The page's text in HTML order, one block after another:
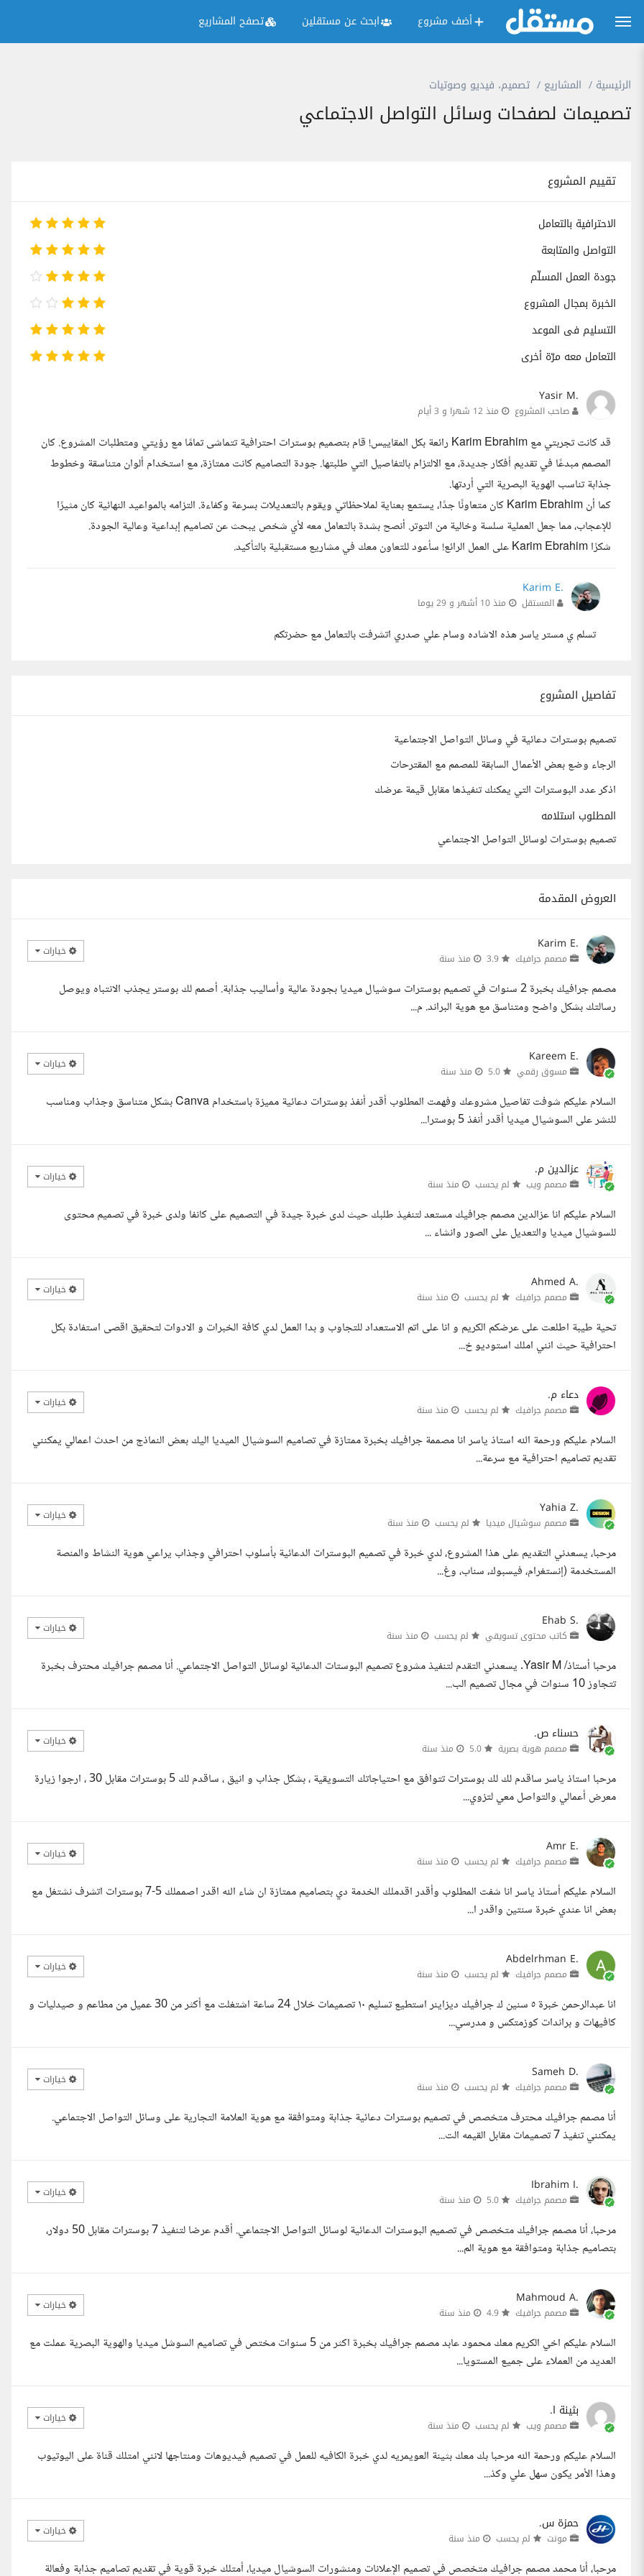
أضف مشروع ابحث عن مستقلين تصفح المشاريع
الرئيسية المشاريع تصميم، فيديو وصوتيات
تصميمات لصفحات وسائل التواصل الاجتماعي
تقييم المشروع
الاحترافية بالتعامل
التواصل والمتابعة
جودة العمل المسلّم
الخبرة بمجال المشروع
التسليم فى الموعد
التعامل معه مرّة أخرى
Yasir M.
صاحب المشروع منذ 12 شهرا و 3 أيام
قد كانت تجربتي مع Karim Ebrahim رائعة بكل المقاييس! قام بتصميم بوسترات احترافية تتماشى تمامًا مع رؤيتي ومتطلبات المشروع. كان
المصمم مبدعًا في تقديم أفكار جديدة، مع الالتزام بالتفاصيل التي طلبتها. جودة التصاميم كانت ممتازة، مع استخدام ألوان متناسقة وخطوط
جذابة تناسب الهوية البصرية التي أردتها.
كما أن Karim Ebrahim كان متعاونًا جدًا، يستمع بعناية لملاحظاتي ويقوم بالتعديلات بسرعة وكفاءة. التزامه بالمواعيد النهائية كان مثيرًا
للإعجاب، مما جعل العملية سلسة وخالية من التوتر. أنصح بشدة بالتعامل معه لأي شخص يبحث عن تصاميم إبداعية وعالية الجودة.
شكرًا Karim Ebrahim على العمل الرائع! سأعود للتعاون معك في مشاريع مستقبلية بالتأكيد.
Karim E.
المستقل منذ 10 أشهر و 29 يوما
تسلم ي مستر ياسر هذه الاشاده وسام علي صدري اتشرفت بالتعامل مع حضرتكم
تفاصيل المشروع
تصميم بوسترات دعائية في وسائل التواصل الاجتماعية
الرجاء وضع بعض الأعمال السابقة للمصمم مع المقترحات
اذكر عدد البوسترات التي يمكنك تنفيذها مقابل قيمة عرضك
المطلوب استلامه
تصميم بوسترات لوسائل التواصل الاجتماعي
العروض المقدمة
Karim E.
مصمم جرافيك منذ سنة خيارات
مصمم جرافيك بخبرة 2 سنوات في تصميم بوسترات سوشيال ميديا بجودة عالية وأساليب جذابة. أصمم لك بوستر يجذب الانتباه ويوصل
رسالتك بشكل واضح ومتناسق مع هوية البراند. م...
Kareem E.
مسوق رقمي منذ سنة خيارات
السلام عليكم شوفت تفاصيل مشروعك وفهمت المطلوب أقدر أنفذ بوسترات دعائية مميزة باستخدام Canva بشكل متناسق وجذاب ومناسب
للنشر على السوشيال ميديا أقدر أنفذ 5 بوسترا...
عزالدين م.
مصمم ويب لم يحسب منذ سنة خيارات
السلام عليكم انا عزالدين مصمم جرافيك مستعد لتنفيذ طلبك حيث لدى خبرة جيدة في التصميم على كانفا ولدى خبرة في تصميم محتوى
للسوشيال ميديا والتعديل على الصور وانشاء ...
Ahmed A.
مصمم جرافيك لم يحسب منذ سنة خيارات
تحية طيبة اطلعت على عرضكم الكريم و انا على اتم الاستعداد للتجاوب و بدا العمل لدي كافة الخبرات و الادوات لتحقيق اقصى استفادة بكل
احترافية حيث انني املك استوديو خ...
دعاء م.
مصمم جرافيك لم يحسب منذ سنة خيارات
السلام عليكم ورحمة الله استاذ ياسر انا مصممة جرافيك بخبرة ممتازة في تصاميم السوشيال الميديا اليك بعض النماذج من احدث اعمالي يمكنني
تقديم تصاميم احترافية مع سرعة...
Yahia Z.
مصمم سوشيال ميديا لم يحسب منذ سنة خيارات
مرحبا، يسعدني التقديم على هذا المشروع، لدي خبرة في تصميم البوسترات الدعائية بأسلوب احترافي وجذاب يراعي هوية النشاط والمنصة
المستخدمة (إنستغرام، فيسبوك، سناب، وغ...
Ehab S.
كاتب محتوى تسويقي لم يحسب منذ سنة خيارات
مرحبا أستاذ/ Yasir M. يسعدني التقدم لتنفيذ مشروع تصميم البوستات الدعائية لوسائل التواصل الاجتماعي. أنا مصمم جرافيك محترف بخبرة
تتجاوز 10 سنوات في مجال تصميم الب...
حسناء ص.
مصمم هوية بصرية منذ سنة خيارات
مرحبا استاذ ياسر ساقدم لك لك بوسترات تتوافق مع احتياجاتك التسويقية ، بشكل جذاب و انيق ، ساقدم لك 5 بوسترات مقابل 30 ، ارجوا زيارة
معرض أعمالي والتواصل معي لتزوي...
Amr E.
مصمم جرافيك لم يحسب منذ سنة خيارات
السلام عليكم أستاذ ياسر انا شفت المطلوب وأقدر اقدملك الخدمة دي بتصاميم ممتازة ان شاء الله اقدر اصمملك 5-7 بوسترات اتشرف نشتغل مع
بعض انا عندي خبرة سنتين واقدر ا...
Abdelrhman E.
مصمم جرافيك لم يحسب منذ سنة خيارات
انا عبدالرحمن خبرة ٥ سنين ك جرافيك ديزاينر استطيع تسليم ١٠ تصميمات خلال 24 ساعة اشتغلت مع أكثر من 30 عميل من مطاعم و صيدليات و
كافيهات و براندات كوزمتكس و مدرسي...
Sameh D.
مصمم جرافيك لم يحسب منذ سنة خيارات
أنا مصمم جرافيك محترف متخصص في تصميم بوسترات دعائية جذابة ومتوافقة مع هوية العلامة التجارية على وسائل التواصل الاجتماعي.
يمكنني تنفيذ 7 تصميمات مقابل القيمه الت...
Ibrahim I.
مصمم جرافيك منذ سنة خيارات
مرحبا، أنا مصمم جرافيك متخصص في تصميم البوسترات الدعائية لوسائل التواصل الاجتماعي. أقدم عرضا لتنفيذ 7 بوسترات مقابل 50 دولار،
بتصاميم جذابة ومتوافقة مع هوية الم...
Mahmoud A.
مصمم جرافيك منذ سنة خيارات
السلام عليكم اخي الكريم معك محمود عابد مصمم جرافيك بخبرة اكثر من 5 سنوات مختص في تصاميم السوشل ميديا والهوية البصرية عملت مع
العديد من العملاء على جميع المستويا...
بثينة ا.
مصمم ويب لم يحسب منذ سنة خيارات
السلام عليكم ورحمة الله مرحبا بك معك بثينة العويمريه لدي خبرة الكافيه للعمل في تصميم فيديوهات ومنتاجها لانني امتلك قناة على اليوتيوب
وهذا الأمر يكون سهل علي وكذ...
حمزة س.
مونت لم يحسب منذ سنة خيارات
مرحبا، أنا محمد مصمم جرافيك متخصص في تصميم الإعلانات ومنشورات السوشيال ميديا، أمتلك خبرة قوية في تقديم تصاميم جذابة وفعالة